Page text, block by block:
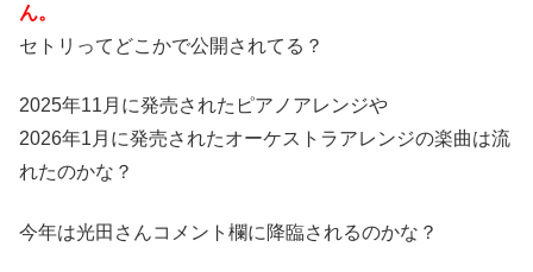
ん。
セトリってどこかで公開されてる？
2025年11月に発売されたピアノアレンジや
2026年1月に発売されたオーケストラアレンジの楽曲は流
れたのかな？
今年は光田さんコメント欄に降臨されるのかな？